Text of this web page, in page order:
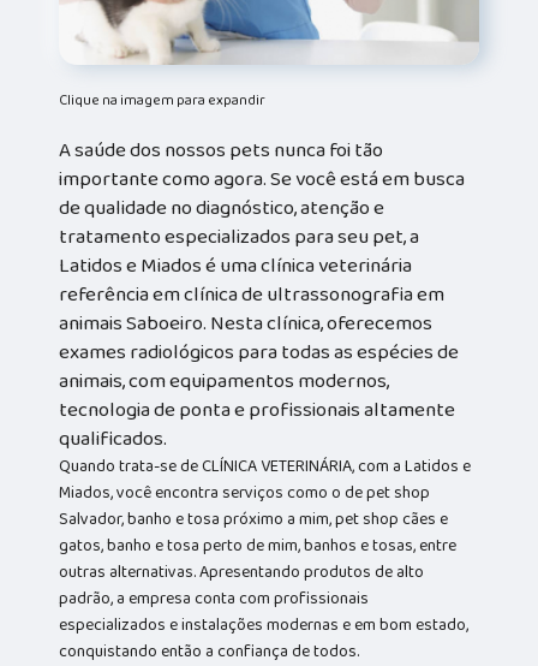
Clique na imagem para expandir
A saúde dos nossos pets nunca foi tão
importante como agora. Se você está em busca
de qualidade no diagnóstico, atenção e
tratamento especializados para seu pet, a
Latidos e Miados é uma clínica veterinária
referência em clínica de ultrassonografia em
animais Saboeiro. Nesta clínica, oferecemos
exames radiológicos para todas as espécies de
animais, com equipamentos modernos,
tecnologia de ponta e profissionais altamente
qualificados.
Quando trata-se de CLÍNICA VETERINÁRIA, com a Latidos e
Miados, você encontra serviços como o de pet shop
Salvador, banho e tosa próximo a mim, pet shop cães e
gatos, banho e tosa perto de mim, banhos e tosas, entre
outras alternativas. Apresentando produtos de alto
padrão, a empresa conta com profissionais
especializados e instalações modernas e em bom estado,
conquistando então a confiança de todos.